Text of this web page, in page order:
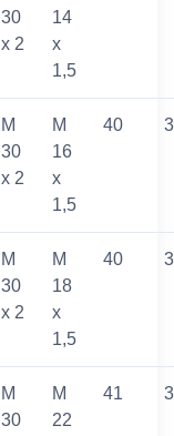
30
x 2
14
x
1,5
M
30
x 2
M
16
x
1,5
40
M
30
x 2
M
18
x
1,5
40
M
30
M
22
41